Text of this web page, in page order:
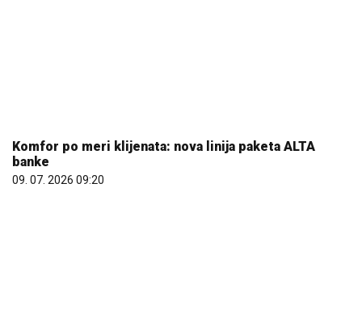
09. 07. 2026 09:20